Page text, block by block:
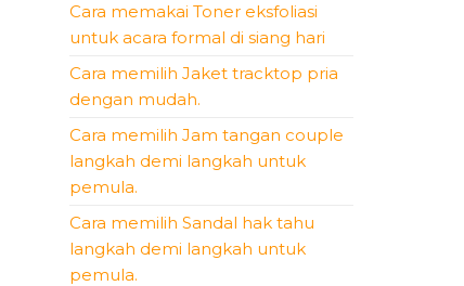
Cara memakai Toner eksfoliasi
untuk acara formal di siang hari
Cara memilih Jaket tracktop pria
dengan mudah.
Cara memilih Jam tangan couple
langkah demi langkah untuk
pemula.
Cara memilih Sandal hak tahu
langkah demi langkah untuk
pemula.